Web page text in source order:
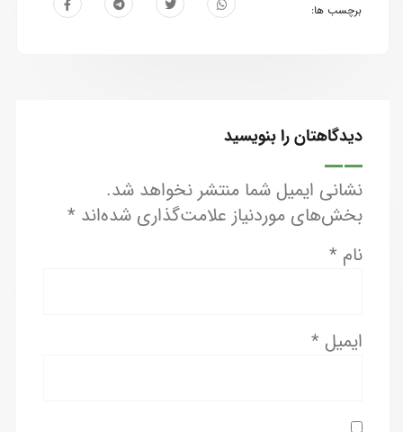
برچسب ها:
دیدگاهتان را بنویسید
نشانی ایمیل شما منتشر نخواهد شد.
بخش‌های موردنیاز علامت‌گذاری شده‌اند *
نام *
ایمیل *